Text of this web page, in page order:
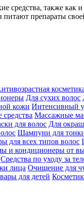
средства, также
препараты
Для сухих волос
кожи Интенсивный
Массажные
для волос Для
Шампуни для
для всех типов волос
и кондиционеры от
Cредства по уходу за
лица Очищение для
для детей